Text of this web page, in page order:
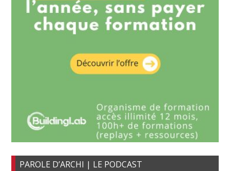
PAROLE D’ARCHI | LE PODCAST